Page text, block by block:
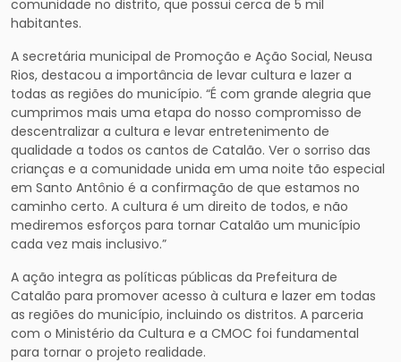
comunidade no distrito, que possui cerca de 5 mil
habitantes.
A secretária municipal de Promoção e Ação Social, Neusa
Rios, destacou a importância de levar cultura e lazer a
todas as regiões do município. “É com grande alegria que
cumprimos mais uma etapa do nosso compromisso de
descentralizar a cultura e levar entretenimento de
qualidade a todos os cantos de Catalão. Ver o sorriso das
crianças e a comunidade unida em uma noite tão especial
em Santo Antônio é a confirmação de que estamos no
caminho certo. A cultura é um direito de todos, e não
mediremos esforços para tornar Catalão um município
cada vez mais inclusivo.”
A ação integra as políticas públicas da Prefeitura de
Catalão para promover acesso à cultura e lazer em todas
as regiões do município, incluindo os distritos. A parceria
com o Ministério da Cultura e a CMOC foi fundamental
para tornar o projeto realidade.